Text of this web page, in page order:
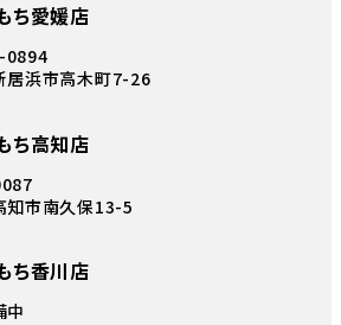
ち愛媛店
0894
居浜市高木町7-26
ち高知店
知市南久保13-5
ち香川店
中